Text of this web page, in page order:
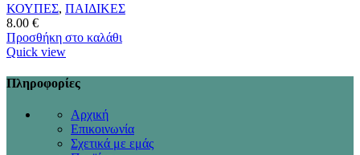
ΚΟΥΠΕΣ, ΠΑΙΔΙΚΕΣ
8.00 €
Προσθήκη στο καλάθι
Quick view
Πληροφορίες
Αρχική
Επικοινωνία
Σχετικά με εμάς